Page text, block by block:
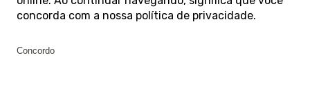
concorda com a nossa política de privacidade.
Concordo